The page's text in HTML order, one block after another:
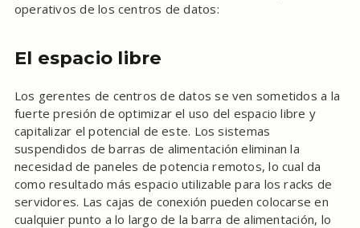
operativos de los centros de datos:
El espacio libre
Los gerentes de centros de datos se ven sometidos a la
fuerte presión de optimizar el uso del espacio libre y
capitalizar el potencial de este. Los sistemas
suspendidos de barras de alimentación eliminan la
necesidad de paneles de potencia remotos, lo cual da
como resultado más espacio utilizable para los racks de
servidores. Las cajas de conexión pueden colocarse en
cualquier punto a lo largo de la barra de alimentación, lo